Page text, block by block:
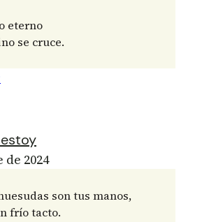
eterno
se cruce.
2024
son tus manos,
frío tacto.